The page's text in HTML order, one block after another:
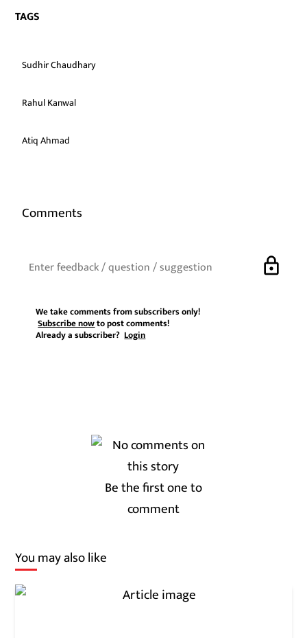
TAGS
Sudhir Chaudhary
Rahul Kanwal
Atiq Ahmad
Comments
lock
We take comments from subscribers only!
Subscribe nowto post comments!
Already a subscriber?Login
Be the first one to
comment
You may also like